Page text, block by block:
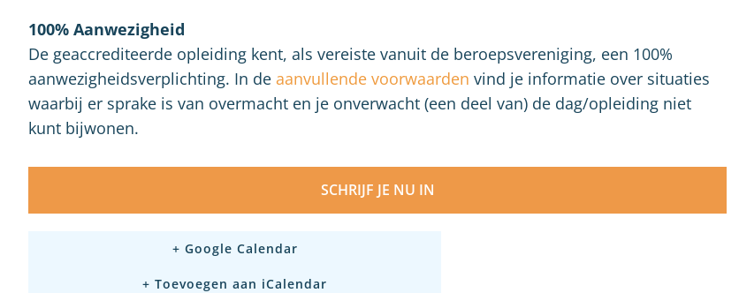
100% Aanwezigheid
De geaccrediteerde opleiding kent, als vereiste vanuit de beroepsvereniging, een 100%
aanwezigheidsverplichting. In de aanvullende voorwaarden vind je informatie over situaties
waarbij er sprake is van overmacht en je onverwacht (een deel van) de dag/opleiding niet
kunt bijwonen.
SCHRIJF JE NU IN
+ Google Calendar
+ Toevoegen aan iCalendar